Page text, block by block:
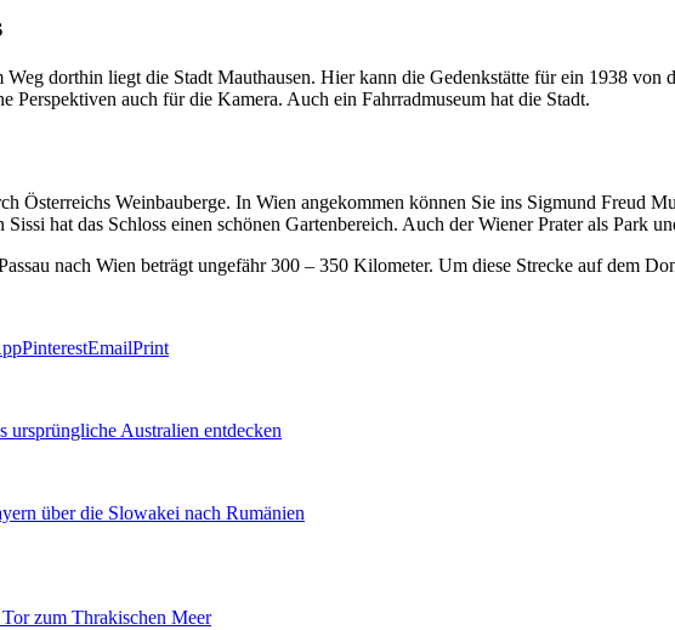
dorthin liegt die Stadt Mauthausen. Hier kann die Gedenkstätte für ein 1938
Perspektiven auch für die Kamera. Auch ein Fahrradmuseum hat die Stadt.
Österreichs Weinbauberge. In Wien angekommen können Sie ins Sigmund Freud
hat das Schloss einen schönen Gartenbereich. Auch der Wiener Prater als Park
nach Wien beträgt ungefähr 300 – 350 Kilometer. Um diese Strecke auf dem
PinterestEmailPrint
ursprüngliche Australien entdecken
über die Slowakei nach Rumänien
zum Thrakischen Meer